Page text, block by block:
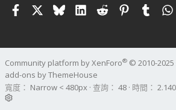
FacebookBlueskyLinkedIn
RedditPinterest
Community platform by XenForo® © 2010-
add-ons by ThemeHouse
寬度
查詢 48 時間